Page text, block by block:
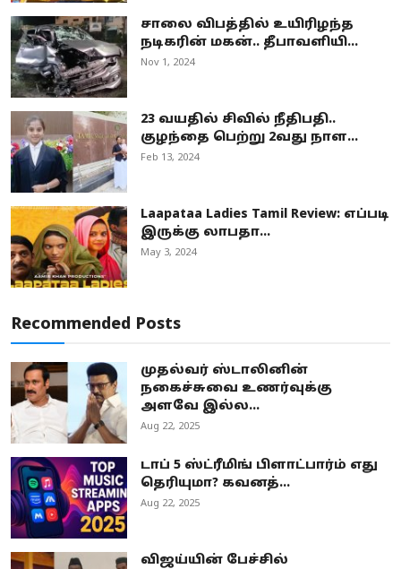
சாலை விபத்தில் உயிரிழந்த
நடிகரின் மகன்.. தீபாவளியி...
Nov 1, 2024
23 வயதில் சிவில் நீதிபதி..
குழந்தை பெற்று 2வது நாள...
Feb 13, 2024
Laapataa Ladies Tamil Review: எப்படி
இருக்கு லாபதா...
May 3, 2024
Recommended Posts
முதல்வர் ஸ்டாலினின்
நகைச்சுவை உணர்வுக்கு
அளவே இல்ல...
Aug 22, 2025
டாப் 5 ஸ்ட்ரீமிங் பிளாட்பார்ம் எது
தெரியுமா? கவனத்...
Aug 22, 2025
விஜய்யின் பேச்சில்